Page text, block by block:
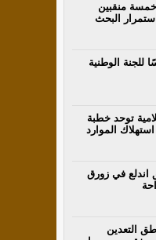
خمسة منقبين
البحث
للجنة الوطنية
توحد خطبة
الموارد
اندلع في زورق
التعدين